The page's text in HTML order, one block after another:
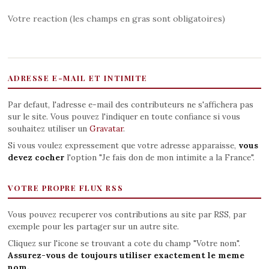
Votre reaction (les champs en gras sont obligatoires)
ADRESSE E-MAIL ET INTIMITE
Par defaut, l'adresse e-mail des contributeurs ne s'affichera pas
sur le site. Vous pouvez l'indiquer en toute confiance si vous
souhaitez utiliser un Gravatar.
Si vous voulez expressement que votre adresse apparaisse, vous
devez cocherl'option "Je fais don de mon intimite a la France".
VOTRE PROPRE FLUX RSS
Vous pouvez recuperer vos contributions au site par RSS, par
exemple pour les partager sur un autre site.
Cliquez sur l'icone se trouvant a cote du champ "Votre nom".
Assurez-vous de toujours utiliser exactement le meme